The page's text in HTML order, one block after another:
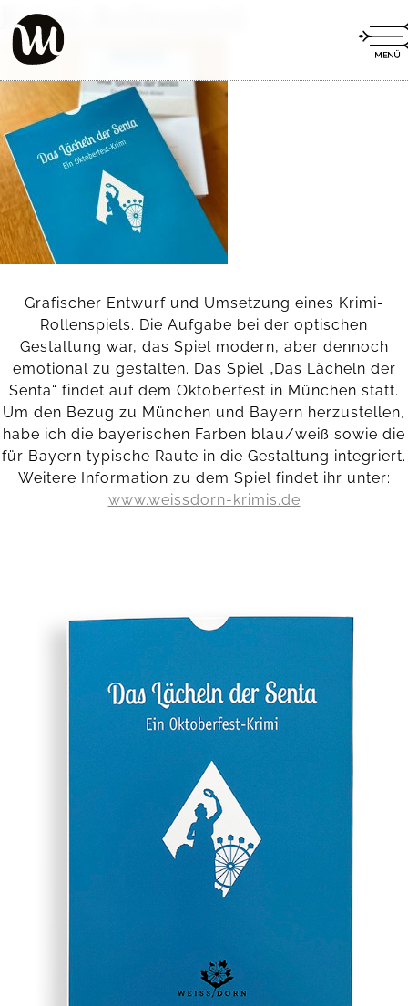
Krimi-Rollenspiel
Grafischer Entwurf und Umsetzung eines Krimi-
Rollenspiels. Die Aufgabe bei der optischen
Gestaltung war, das Spiel modern, aber dennoch
emotional zu gestalten. Das Spiel „Das Lächeln der
Senta“ findet auf dem Oktoberfest in München statt.
Um den Bezug zu München und Bayern herzustellen,
habe ich die bayerischen Farben blau/weiß sowie die
für Bayern typische Raute in die Gestaltung integriert.
Weitere Information zu dem Spiel findet ihr unter:
www.weissdorn-krimis.de